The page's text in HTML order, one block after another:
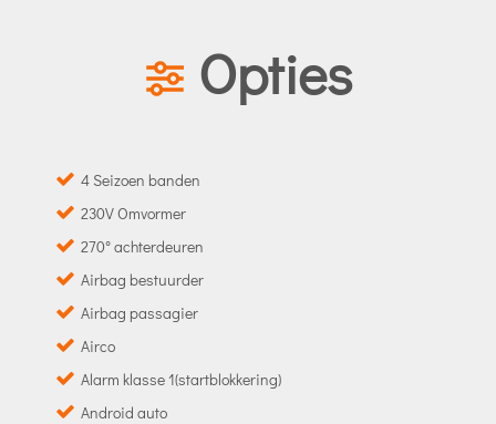
Opties
4 Seizoen banden
230V Omvormer
270° achterdeuren
Airbag bestuurder
Airbag passagier
Airco
Alarm klasse 1(startblokkering)
Android auto